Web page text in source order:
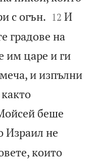
с огън. 

12 И
градове на
им царе и ги
и изпълни
беше
Израил не
които